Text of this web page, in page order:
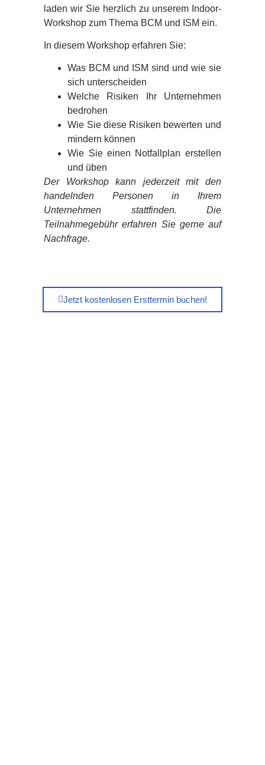
laden wir Sie herzlich zu unserem Indoor-
Workshop zum Thema BCM und ISM ein.
In diesem Workshop erfahren Sie:
Was BCM und ISM sind und wie sie
sich unterscheiden
Welche Risiken Ihr Unternehmen
bedrohen
Wie Sie diese Risiken bewerten und
mindern können
Wie Sie einen Notfallplan erstellen
und üben
Der Workshop kann jederzeit mit den
handelnden Personen in Ihrem
Unternehmen stattfinden. Die
Teilnahmegebühr erfahren Sie gerne auf
Nachfrage.
Jetzt kostenlosen Ersttermin buchen!